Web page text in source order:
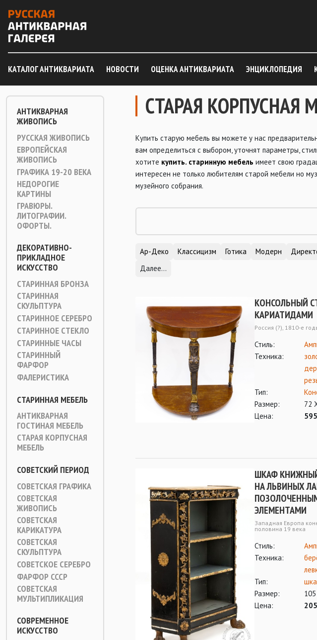
КАТАЛОГ АНТИКВАРИАТА НОВОСТИ ОЦЕНКА АНТИКВАРИАТА ЭНЦИКЛОПЕДИЯ
АНТИКВАРНАЯ
ЖИВОПИСЬ
РУССКАЯ ЖИВОПИСЬ
ЕВРОПЕЙСКАЯ
ЖИВОПИСЬ
ГРАФИКА 19-20 ВЕКА
НЕДОРОГИЕ
КАРТИНЫ
ГРАВЮРЫ.
ЛИТОГРАФИИ.
ОФОРТЫ.
ДЕКОРАТИВНО-
ПРИКЛАДНОЕ
ИСКУССТВО
СТАРИННАЯ БРОНЗА
СТАРИННАЯ
СКУЛЬПТУРА
СТАРИННОЕ СЕРЕБРО
СТАРИННОЕ СТЕКЛО
СТАРИННЫЕ ЧАСЫ
СТАРИННЫЙ
ФАРФОР
ФАЛЕРИСТИКА
СТАРИННАЯ МЕБЕЛЬ
АНТИКВАРНАЯ
ГОСТИНАЯ МЕБЕЛЬ
СТАРАЯ КОРПУСНАЯ
МЕБЕЛЬ
СОВЕТСКИЙ ПЕРИОД
СОВЕТСКАЯ ГРАФИКА
СОВЕТСКАЯ
ЖИВОПИСЬ
СОВЕТСКАЯ
КАРИКАТУРА
СОВЕТСКАЯ
СКУЛЬПТУРА
СОВЕТСКОЕ СЕРЕБРО
ФАРФОР СССР
СОВЕТСКАЯ
МУЛЬТИПЛИКАЦИЯ
СОВРЕМЕННОЕ
ИСКУССТВО
СТАРАЯ КОРПУСНАЯ
Купить старую мебель вы можете у нас
вам определиться с выбором, уточнят параметры,
хотите купить. cтаринную мебель имеет свою
интересен не только любителям старой мебели но
музейного собрания.
Ар-Деко Классицизм Готика Модерн
Далее...
КОНСОЛЬНЫЙ
КАРИАТИДАМИ
Россия (?), 1810-е
Стиль:
Техника:
Тип:
Размер:
72
Цена:
ШКАФ
НА ЛЬВИНЫХ
ЭЛЕМЕНТАМИ
Западная Европа
половина 19 века
Стиль:
Техника:
Тип:
Размер:
Цена: